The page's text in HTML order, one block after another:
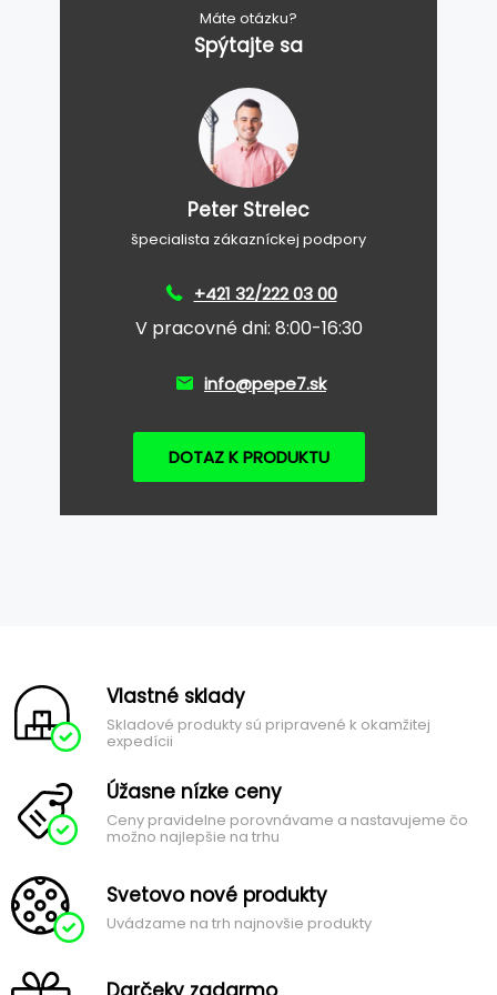
Máte otázku?
Spýtajte sa
Peter Strelec
špecialista zákazníckej podpory
+421 32/222 03 00
V pracovné dni: 8:00-16:30
info@pepe7.sk
DOTAZ K PRODUKTU
Vlastné sklady
Skladové produkty sú pripravené k okamžitej
expedícii
Úžasne nízke ceny
Ceny pravidelne porovnávame a nastavujeme čo
možno najlepšie na trhu
Svetovo nové produkty
Uvádzame na trh najnovšie produkty